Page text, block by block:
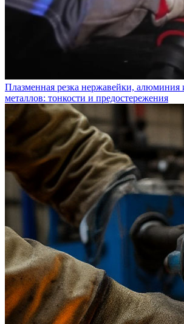
Плазменная резка нержавейки, алюминия
металлов: тонкости и предостережения